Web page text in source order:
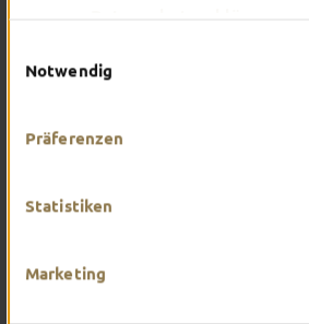
Notwendig
Präferenzen
Statistiken
Marketing